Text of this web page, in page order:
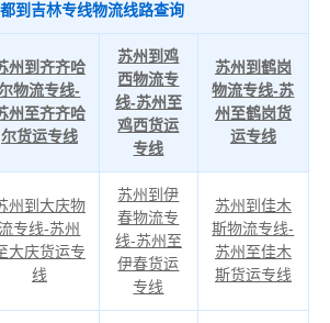
到吉林专线物流线路查询
州到齐齐哈
物流专线-
州至齐齐哈
尔货运专线
苏州到鸡
西物流专
线-苏州至
鸡西货运
专线
苏州到鹤岗
物流专线-苏
州至鹤岗货
运专线
州到大庆物
流专线-苏州
大庆货运专
线
苏州到伊
春物流专
线-苏州至
伊春货运
专线
苏州到佳木
斯物流专线-
苏州至佳木
斯货运专线